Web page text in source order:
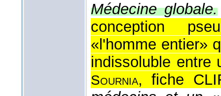
Médecine globale.
conception
«l'homme entier»
indissoluble entre
Sournia, fiche